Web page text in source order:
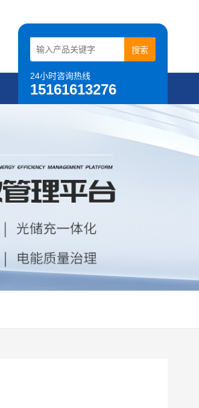
24小时咨询热线
15161613276